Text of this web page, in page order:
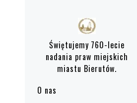
Świętujemy 760-lecie
nadania praw miejskich
miastu Bierutów.
O nas